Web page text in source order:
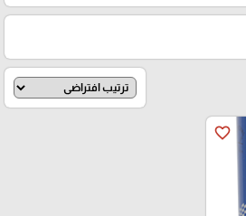
favorite_border